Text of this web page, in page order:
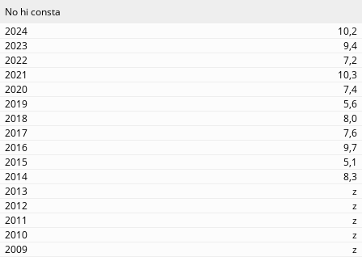
No hi consta
10,2
9,4
7,2
10,3
7,4
5,6
8,0
7,6
9,7
5,1
8,3
z
z
z
z
z